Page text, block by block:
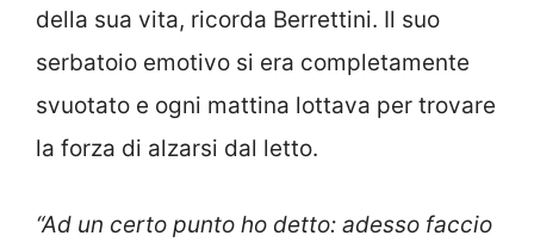
della sua vita, ricorda Berrettini. Il suo
serbatoio emotivo si era completamente
svuotato e ogni mattina lottava per trovare
la forza di alzarsi dal letto.
“Ad un certo punto ho detto: adesso faccio